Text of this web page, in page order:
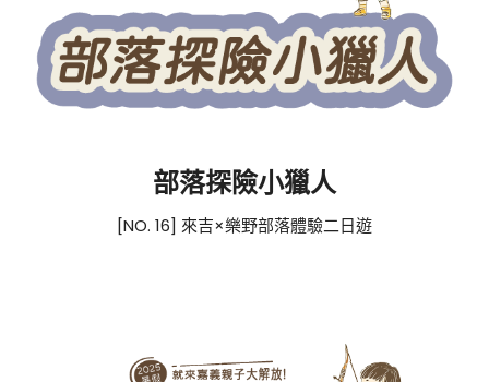
部落探險小獵人
[NO. 16] 來吉×樂野部落體驗二日遊